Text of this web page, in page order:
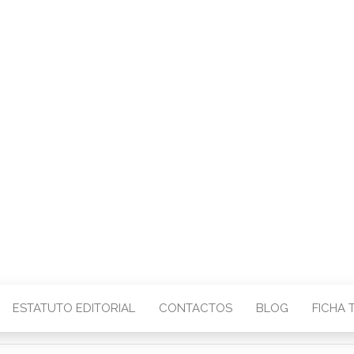
ESTATUTO EDITORIAL CONTACTOS BLOG FICHA